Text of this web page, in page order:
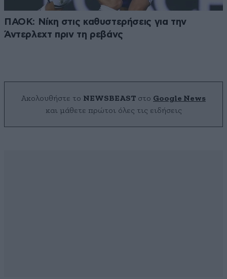
ΠΑΟΚ: Νίκη στις καθυστερήσεις για την
Άντερλεχτ πριν τη ρεβάνς
Ακολουθήστε το NEWSBEAST στο Google News
και μάθετε πρώτοι όλες τις ειδήσεις